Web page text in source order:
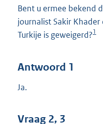
Bent u ermee bekend
journalist Sakir
Turkije is geweigerd?1
Antwoord 1
Ja.
Vraag 2, 3